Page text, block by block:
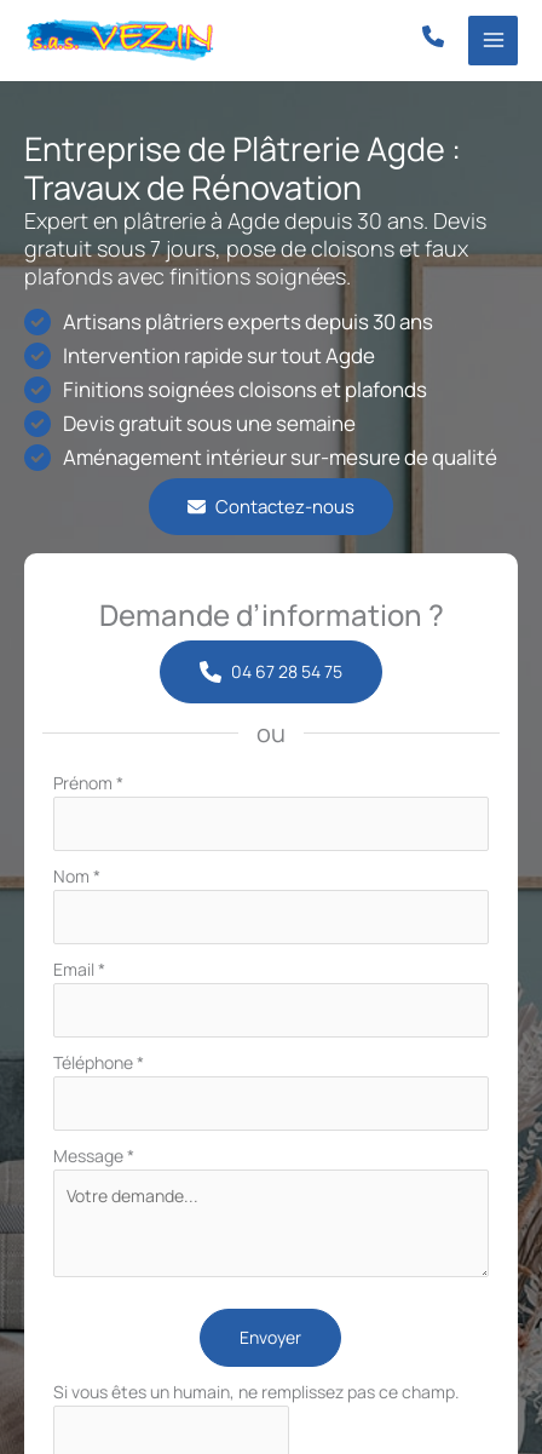
Entreprise de Plâtrerie Agde :
Travaux de Rénovation
Expert en plâtrerie à Agde depuis 30 ans. Devis
gratuit sous 7 jours, pose de cloisons et faux
plafonds avec finitions soignées.
Artisans plâtriers experts depuis 30 ans
Intervention rapide sur tout Agde
Finitions soignées cloisons et plafonds
Devis gratuit sous une semaine
Aménagement intérieur sur-mesure de qualité
Contactez-nous
Demande d’information ?
04 67 28 54 75
ou
Formulaire
Prénom *
Nom *
Email *
Téléphone*
Message*
Envoyer
Si vous êtes un humain, ne remplissez pas ce champ.